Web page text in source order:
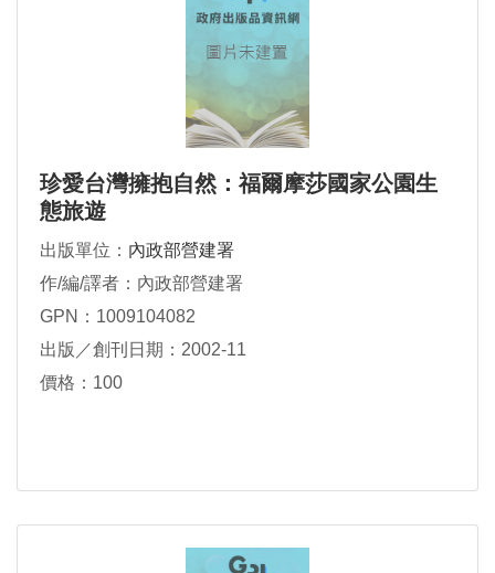
珍愛台灣擁抱自然：福爾摩莎國家公園生
態旅遊
出版單位： 內政部營建署
作/編/譯者：內政部營建署
GPN：1009104082
出版／創刊日期：2002-11
價格：100